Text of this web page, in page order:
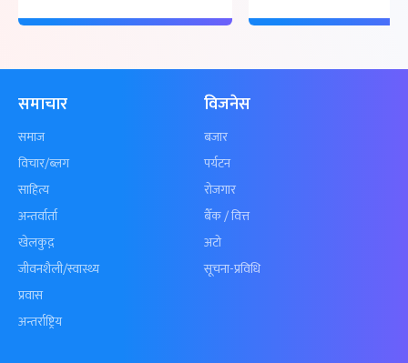
समाचार
समाज
विचार/ब्लग
साहित्य
अन्तर्वार्ता
खेलकुद़़
जीवनशैली/स्वास्थ्य
प्रवास
अन्तर्राष्ट्रिय
विजनेस
बजार
पर्यटन
रोजगार
बैँक / वित्त
अटो
सूचना-प्रविधि